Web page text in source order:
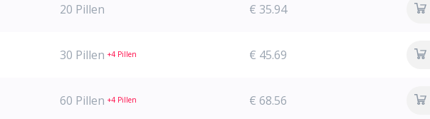
20 Pillen € 35.94
30 Pillen +4 Pillen € 45.69
60 Pillen +4 Pillen € 68.56